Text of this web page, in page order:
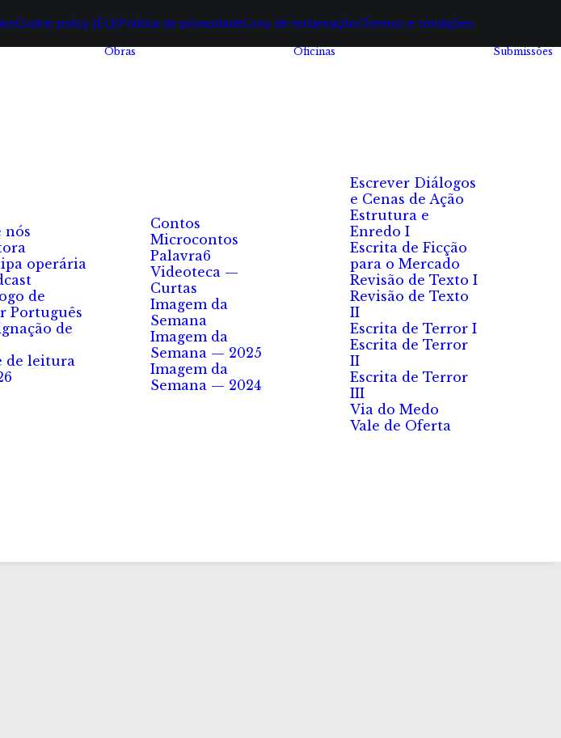
Cookie policy (EU)Política de privacidadeLivro de reclamaçõesTermos e condições
nós
operária
de
Português
de
de leitura
Obras
Contos
Microcontos
Palavra6
Videoteca —
Curtas
Imagem da
Semana
Imagem da
Semana — 2025
Imagem da
Semana — 2024
Oficinas
Escrever Diálogos
e Cenas de Ação
Estrutura e
Enredo I
Escrita de Ficção
para o Mercado
Revisão de Texto I
Revisão de Texto
II
Escrita de Terror I
Escrita de Terror
II
Escrita de Terror
III
Via do Medo
Vale de Oferta
Submissões